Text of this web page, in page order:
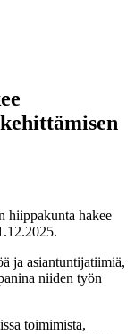
hiippakunta hakee
ja asiantuntijatiimiä,
niiden työn
toimimista,